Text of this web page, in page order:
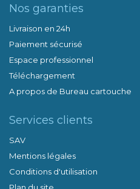
Nos garanties
Livraison en 24h
Paiement sécurisé
Espace professionnel
Téléchargement
A propos de Bureau cartouche
Services clients
SAV
Mentions légales
Conditions d'utilisation